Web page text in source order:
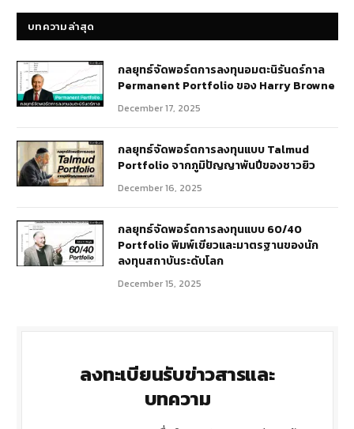
บทความล่าสุด
กลยุทธ์​จัดพอร์ตการลงทุนอมตะนิรันดร์กาล
Permanent Portfolio ของ Harry Browne
December 17, 2025
กลยุทธ์จัดพอร์ตการลงทุนแบบ Talmud
Portfolio จากภูมิปัญญาพันปีของชาวยิว
December 16, 2025
กลยุทธ์จัดพอร์ตการลงทุนแบบ 60/40
Portfolio พิมพ์เขียวและมาตรฐานของนัก
ลงทุนสถาบันระดับโลก
December 15, 2025
ลงทะเบียนรับข่าวสารและ
บทความ